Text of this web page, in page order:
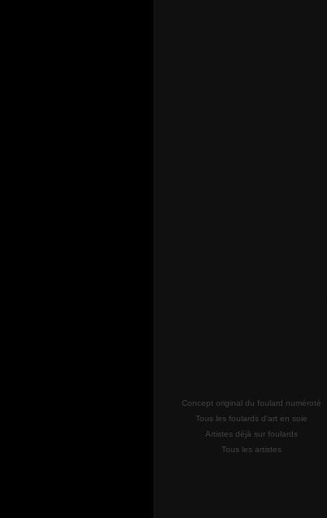
Concept original du foulard numéroté
Tous les foulards d'art en soie
Artistes déjà sur foulards
Tous les artistes